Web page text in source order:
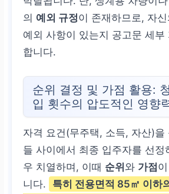
의 예외 규정이 존재하므로, 자
예외 사항이 있는지 공고문 세부
합니다.
순위 결정 및 가점 활용:
입 횟수의 압도적인 영향
자격 요건(무주택, 소득, 자산)을
들 사이에서 최종 입주자를 선정
우 치열하며, 이때 순위와 가점
니다.
특히 전용면적 85㎡ 이하